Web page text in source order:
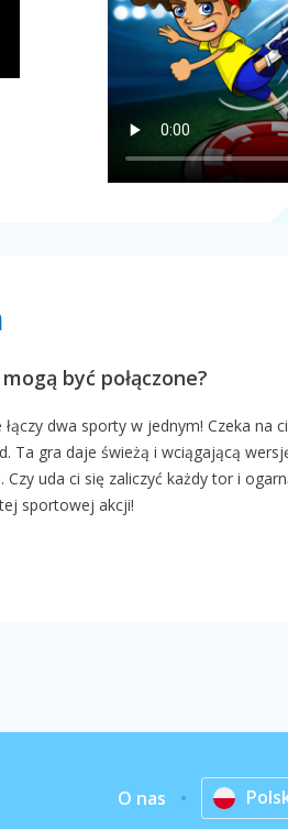
być połączone?
dwa sporty w jednym! Czeka na
Ta gra daje świeżą i wciągającą
. Czy uda ci się zaliczyć każdy tor i
sportowej akcji!
O nas